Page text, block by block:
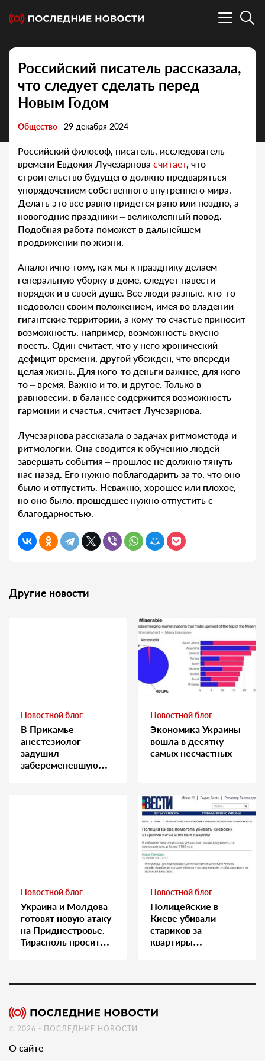
Российский писатель рассказала,
что следует сделать перед
Новым Годом
Общество 29 декабря 2024
Российский философ, писатель, исследователь
времени Евдокия Лучезарнова считает, что
строительство будущего должно предваряться
упорядочением собственного внутреннего мира.
Делать это все равно придется рано или поздно, а
новогодние праздники – великолепный повод.
Подобная работа поможет в дальнейшем
продвижении по жизни.
Аналогично тому, как мы к празднику делаем
генеральную уборку в доме, следует навести
порядок и в своей душе. Все люди разные, кто-то
недоволен своим положением, имея во владении
гигантские территории, а кому-то счастье приносит
возможность, например, возможность вкусно
поесть. Один считает, что у него хронический
дефицит времени, другой убежден, что впереди
целая жизнь. Для кого-то деньги важнее, для кого-
то – время. Важно и то, и другое. Только в
равновесии, в балансе содержится возможность
гармонии и счастья, считает Лучезарнова.
Лучезарнова рассказала о задачах ритмометода и
ритмологии. Она сводится к обучению людей
завершать события – прошлое не должно тянуть
нас назад. Его нужно поблагодарить за то, что оно
было и отпустить. Неважно, хорошее или плохое,
но оно было, прошедшее нужно отпустить с
благодарностью.
Другие новости
Новостной блог
В Прикамье
анестезиолог
задушил
забеременевшую
Новостной блог
Экономика Украины
вошла в десятку
самых несчастных
Новостной блог
Украина и Молдова
готовят новую атаку
на Приднестровье.
Тирасполь просит
Новостной блог
Полицейские в
Киеве убивали
стариков за
квартиры…
© 2026 - ПОСЛЕДНИЕ НОВОСТИ
О сайте